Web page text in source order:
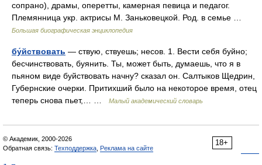
сопрано), драмы, оперетты, камерная певица и педагог.
Племянница укр. актрисы М. Заньковецкой. Род. в семье …
Большая биографическая энциклопедия
бу́йствовать — ствую, ствуешь; несов. 1. Вести себя буйно;
бесчинствовать, буянить. Ты, может быть, думаешь, что я в
пьяном виде буйствовать начну? сказал он. Салтыков Щедрин,
Губернские очерки. Притихший было на некоторое время, отец
теперь снова пьет,… …
Малый академический словарь
18+
© Академик, 2000-2026
Обратная связь: Техподдержка Реклама на сайте